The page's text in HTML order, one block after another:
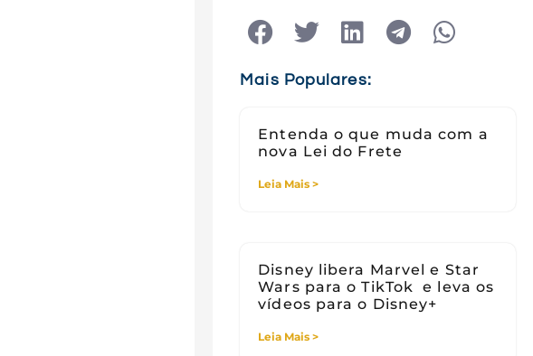
Tecnologia
Viagens
Mais Populares:
Entenda o que muda com a
nova Lei do Frete
Leia Mais >
Disney libera Marvel e Star
Wars para o TikTok e leva os
vídeos para o Disney+
Leia Mais >